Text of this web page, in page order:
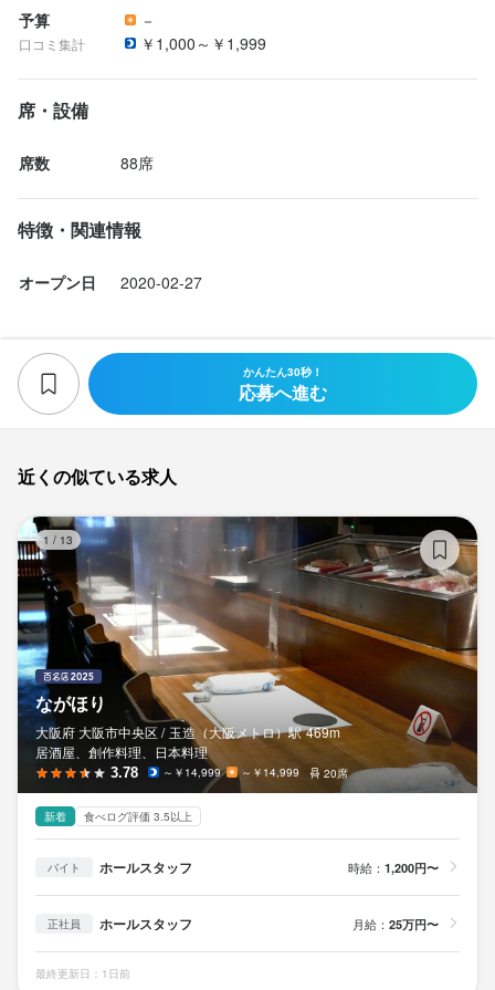
予算
口コミ集計
－
￥1,000～￥1,999
席・設備
席数 88席
特徴・関連情報
オープン日 2020-02-27
かんたん30秒！
応募へ進む
近くの似ている求人
1 / 13
ながほり
大阪府 大阪市中央区 / 玉造（大阪メトロ）駅 469m
居酒屋、創作料理、日本料理
3.78 ～￥14,999 ～￥14,999 20席
新着 食べログ評価 3.5以上
バイト ホールスタッフ 時給： 1,200円〜
正社員 ホールスタッフ 月給： 25万円〜
最終更新日：1日前